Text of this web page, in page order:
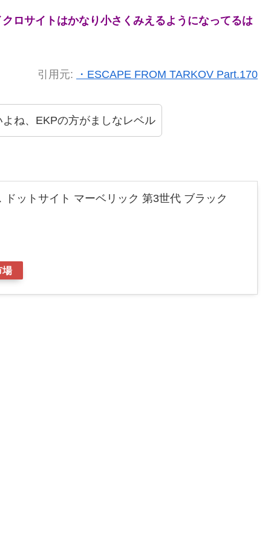
ロサイトはかなり小さくみえるようになってるは
引用元: ・ESCAPE FROM TARKOV Part.170
ね、EKPの方がましなレベル
ドットサイト マーベリック 第3世代 ブラック
場